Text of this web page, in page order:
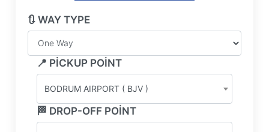
🔃 WAY TYPE
📍 PICKUP POINT
BODRUM AIRPORT ( BJV )
🏁 DROP-OFF POINT